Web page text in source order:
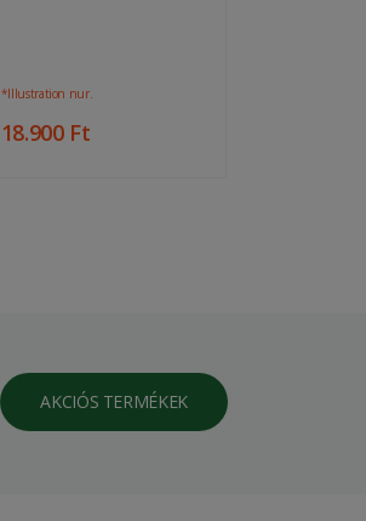
*Illustration nur.
18.900 Ft
AKCIÓS TERMÉKEK